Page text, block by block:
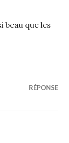
beau que les
RÉPONSE